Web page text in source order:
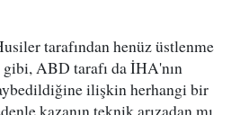
tarafından henüz üstlenme
gibi, ABD tarafı da İHA'nın
ilişkin herhangi bir
kazanın teknik arızadan mı